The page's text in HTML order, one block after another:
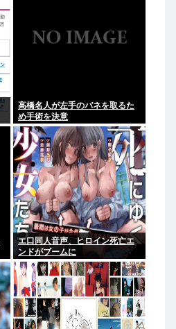
高橋名人が左手のバネを取るた
め手術を決意
エ口同人音声、ヒロイン死亡エ
ンドがブームに